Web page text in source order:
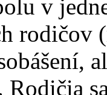
v
rodičov
Rodičia